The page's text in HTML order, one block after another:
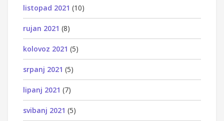
listopad 2021 (10)
rujan 2021 (8)
kolovoz 2021 (5)
srpanj 2021 (5)
lipanj 2021 (7)
svibanj 2021 (5)